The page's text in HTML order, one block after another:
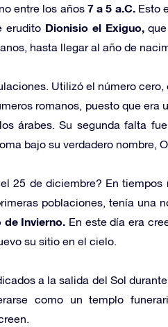
entre los años 7 a 5 a.C.Esto
erudito Dionisio el Exiguo,que
hasta llegar al año de
Utilizó el número cero,
romanos, puesto que era
árabes. Su segunda falta
bajo su verdadero nombre,
25 de diciembre? En tiempos
poblaciones, tenía una
Invierno. En este día era
su sitio en el cielo.
a la salida del Sol
como un templo